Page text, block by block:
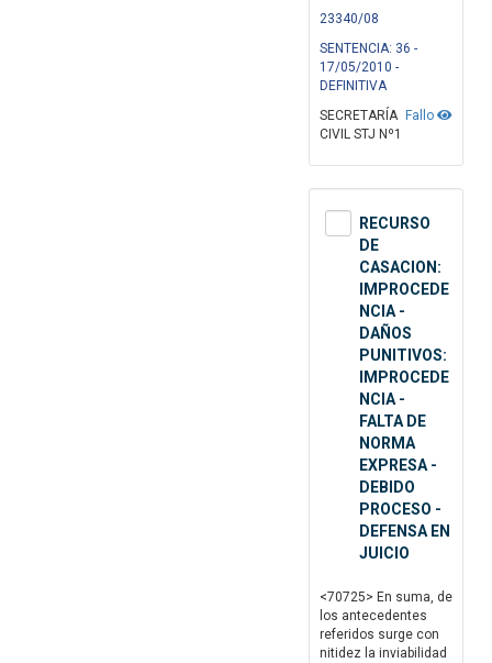
23340/08
SENTENCIA: 36 -
17/05/2010 -
DEFINITIVA
Fallo
SECRETARÍA
CIVIL STJ Nº1
RECURSO
DE
CASACION:
IMPROCEDE
NCIA -
DAÑOS
PUNITIVOS:
IMPROCEDE
NCIA -
FALTA DE
NORMA
EXPRESA -
DEBIDO
PROCESO -
DEFENSA EN
JUICIO
<70725> En suma, de
los antecedentes
referidos surge con
nitidez la inviabilidad